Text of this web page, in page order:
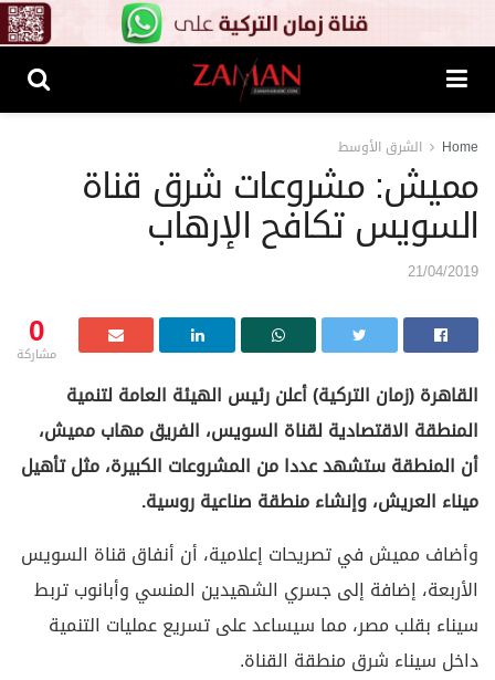
Home الشرق الأوسط
مميش: مشروعات شرق قناة
السويس تكافح الإرهاب
21/04/2019
0
مشاركة
القاهرة (زمان التركية)أعلن رئيس الهيئة العامة لتنمية
المنطقة الاقتصادية لقناة السويس، الفريق مهاب مميش،
أن المنطقة ستشهد عددا من المشروعات الكبيرة، مثل تأهيل
ميناء العريش، وإنشاء منطقة صناعية روسية.
وأضاف مميش في تصريحات إعلامية، أن أنفاق قناة السويس
الأربعة، إضافة إلى جسري الشهيدين المنسي وأبانوب تربط
سيناء بقلب مصر، مما سيساعد على تسريع عمليات التنمية
داخل سيناء شرق منطقة القناة.